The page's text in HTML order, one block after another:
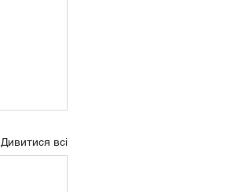
Дивитися всі